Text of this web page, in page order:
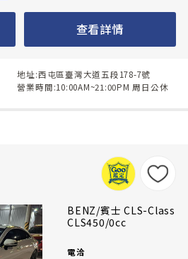
查看詳情
地址:西屯區臺灣大道五段178-7號
營業時間:10:00AM~21:00PM 周日公休
BENZ/賓士 CLS-Class
CLS450/0cc
電洽